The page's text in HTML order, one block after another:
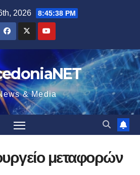
2026 8:45:39 PM
& Media
μεταφορών